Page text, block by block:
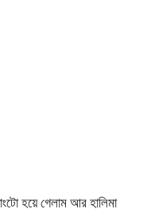
হয়ে গেলাম আর হালিমা